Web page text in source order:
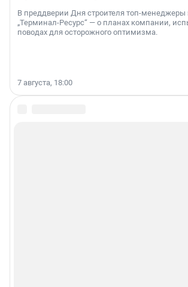
В преддверии Дня строителя топ-
„Терминал-Ресурс“ — о планах компании,
поводах для осторожного оптимизма.
7 августа, 18:00